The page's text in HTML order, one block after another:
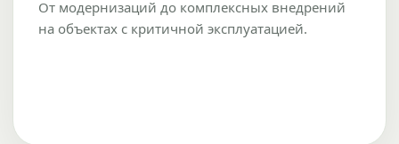
От модернизаций до комплексных внедрений
на объектах с критичной эксплуатацией.